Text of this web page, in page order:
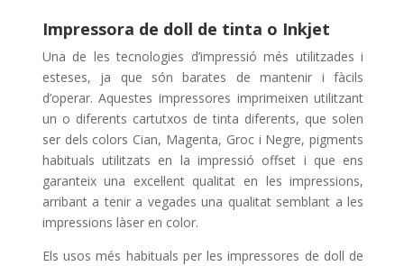
Impressora de doll de tinta o Inkjet
Una de les tecnologies d’impressió més utilitzades i
esteses, ja que són barates de mantenir i fàcils
d’operar. Aquestes impressores imprimeixen utilitzant
un o diferents cartutxos de tinta diferents, que solen
ser dels colors Cian, Magenta, Groc i Negre, pigments
habituals utilitzats en la impressió offset i que ens
garanteix una excel·lent qualitat en les impressions,
arribant a tenir a vegades una qualitat semblant a les
impressions làser en color.
Els usos més habituals per les impressores de doll de